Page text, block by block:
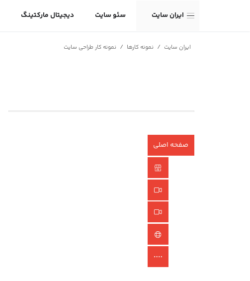
ایران سایت سئو سایت دیجیتال مارکتینگ
ایران سایت / نمونه کارها / نمونه کار طراحی سایت
صفحه اصلی